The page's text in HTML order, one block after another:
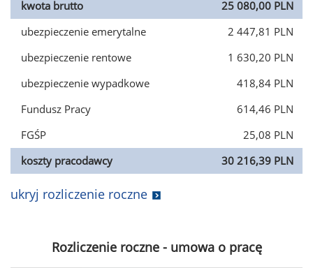
kwota brutto
25 080,00 PLN
ubezpieczenie emerytalne
2 447,81 PLN
ubezpieczenie rentowe
1 630,20 PLN
ubezpieczenie wypadkowe
418,84 PLN
Fundusz Pracy
614,46 PLN
FGŚP
25,08 PLN
koszty pracodawcy
30 216,39 PLN
ukryj rozliczenie roczne
Rozliczenie roczne - umowa o pracę